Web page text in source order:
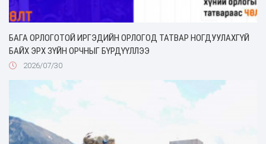
БАГА ОРЛОГОТОЙ ИРГЭДИЙН ОРЛОГОД ТАТВАР НОГДУУЛАХГҮЙ
БАЙХ ЭРХ ЗҮЙН ОРЧНЫГ БҮРДҮҮЛЛЭЭ
2026/07/30